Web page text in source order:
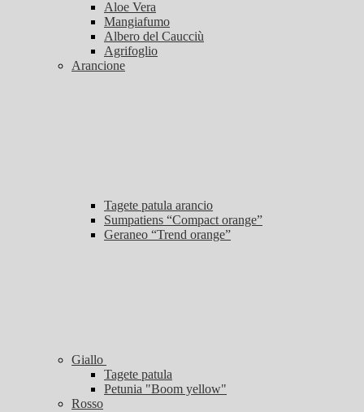
Aloe Vera
Mangiafumo
Albero del Caucciù
Agrifoglio
Arancione
Tagete patula arancio
Sumpatiens “Compact orange”
Geraneo “Trend orange”
Giallo
Tagete patula
Petunia "Boom yellow"
Rosso